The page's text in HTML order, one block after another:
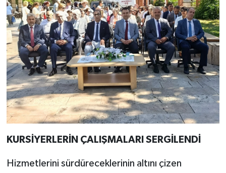
KURSİYERLERİN ÇALIŞMALARI SERGİLENDİ
Hizmetlerini sürdüreceklerinin altını çizen
DENİZLİ
İZMİR
KÜTAHYA
MANİSA
MUĞLA
UŞAK
YURT